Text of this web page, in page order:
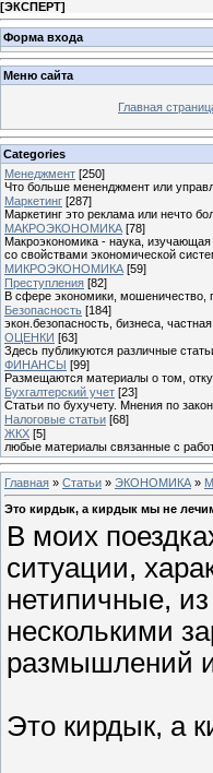
[ЭКСПЕРТ]
Форма входа
Меню сайта
Главная
Categories
Менеджмент [250]
Что больше мененджмент или
Маркетинг [287]
Маркетинг это реклама или нечто
МАКРОЭКОНОМИКА [78]
Макроэкономика - наука,
со свойствами экономической
МИКРОЭКОНОМИКА [59]
Преступления [82]
В сфере экономики, мошеничество,
Безопасность [184]
экон.безопасность, бизнеса, частная
ОЦЕНКИ [63]
Здесь публикуются различные
ФИНАНСЫ [99]
Размещаются материалы о том,
Бухгалтерский учет [23]
Статьи по бухучету. Мнения по
Налоговые статьи [68]
ЖКХ [5]
любые материалы связанные с
Главная » Статьи » ЭКОНОМИКА »
Это кирдык, а кирдык мы не
В моих
ситуации,
нетипичные,
несколькими
размышлений
Это кирдык, а